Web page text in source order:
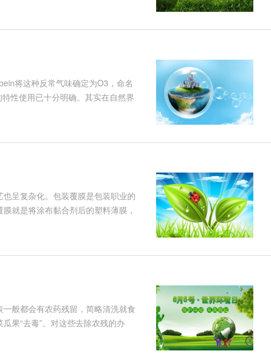
将这种反常气味确定为O3，命名
性使用已十分明确。其实在自然界
呈复杂化。包装覆膜是包装职业的
就是将涂布黏合剂后的塑料薄膜，
般都会有农药残留，简略清洗就食
果“去毒”。对这些去除农残的办